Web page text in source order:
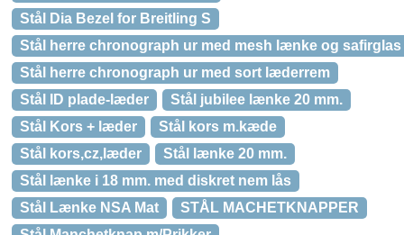
Stål Dia Bezel for Breitling S
Stål herre chronograph ur med mesh lænke og safirglas
Stål herre chronograph ur med sort læderrem
Stål ID plade-læder
Stål jubilee lænke 20 mm.
Stål Kors + læder
Stål kors m.kæde
Stål kors,cz,læder
Stål lænke 20 mm.
Stål lænke i 18 mm. med diskret nem lås
Stål Lænke NSA Mat
STÅL MACHETKNAPPER